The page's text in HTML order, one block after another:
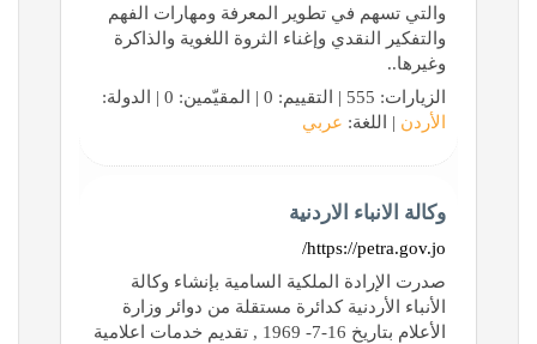
والتي تسهم في تطوير المعرفة ومهارات الفهم
والتفكير النقدي وإغناء الثروة اللغوية والذاكرة
وغيرها..
الزيارات: 555 | التقييم: 0 | المقيّمين: 0 | الدولة:
الأردن | اللغة: عربي
وكالة الانباء الاردنية
https://petra.gov.jo/
صدرت الإرادة الملكية السامية بإنشاء وكالة
الأنباء الأردنية كدائرة مستقلة من دوائر وزارة
الأعلام بتاريخ 16-7- 1969 , تقديم خدمات اعلامية